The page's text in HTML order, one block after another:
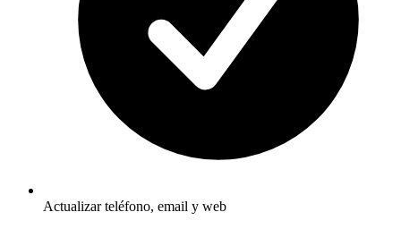
Actualizar teléfono, email y web